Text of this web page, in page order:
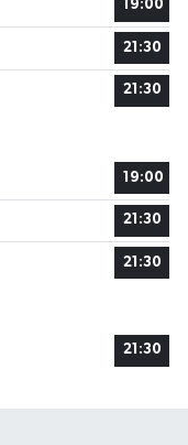
19:00
21:30
21:30
19:00
21:30
21:30
21:30